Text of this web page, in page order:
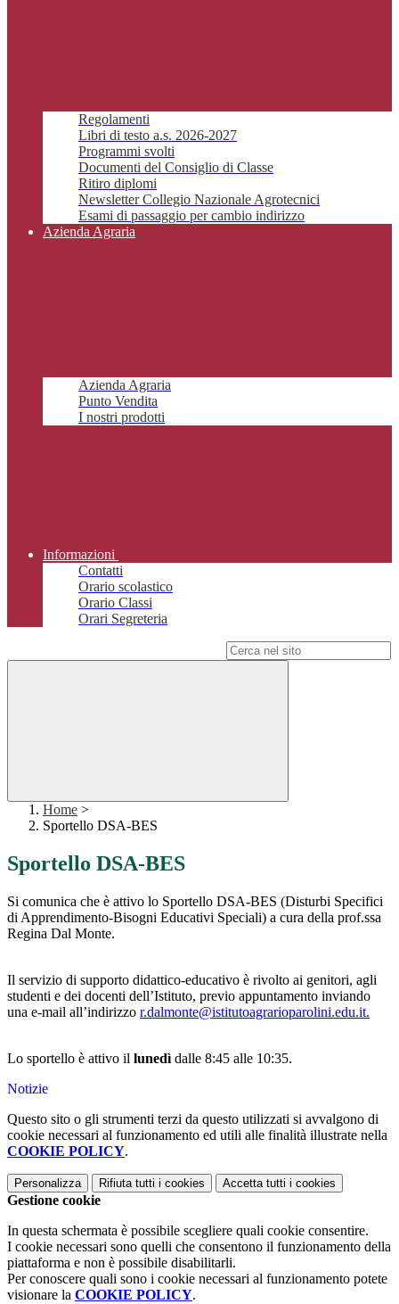
Regolamenti
Libri di testo a.s. 2026-2027
Programmi svolti
Documenti del Consiglio di Classe
Ritiro diplomi
Newsletter Collegio Nazionale Agrotecnici
Esami di passaggio per cambio indirizzo
Azienda Agraria
Azienda Agraria
Punto Vendita
I nostri prodotti
Informazioni
Contatti
Orario scolastico
Orario Classi
Orari Segreteria
Home >
Sportello DSA-BES
Sportello DSA-BES
Si comunica che è attivo lo Sportello DSA-BES (Disturbi Specifici
di Apprendimento-Bisogni Educativi Speciali) a cura della prof.ssa
Regina Dal Monte.
Il servizio di supporto didattico-educativo è rivolto ai genitori, agli
studenti e dei docenti dell’Istituto, previo appuntamento inviando
una e-mail all’indirizzo r.dalmonte@istitutoagrarioparolini.edu.it.
Lo sportello è attivo il lunedì dalle 8:45 alle 10:35.
Notizie
Questo sito o gli strumenti terzi da questo utilizzati si avvalgono di
cookie necessari al funzionamento ed utili alle finalità illustrate nella
COOKIE POLICY.
Personalizza Rifiuta tutti i cookies Accetta tutti i cookies
Gestione cookie
In questa schermata è possibile scegliere quali cookie consentire.
I cookie necessari sono quelli che consentono il funzionamento della
piattaforma e non è possibile disabilitarli.
Per conoscere quali sono i cookie necessari al funzionamento potete
visionare la COOKIE POLICY.